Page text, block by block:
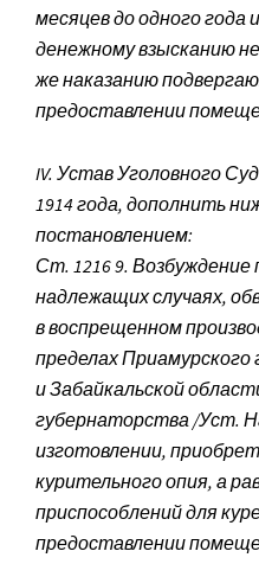
месяцев до одного года
денежному взысканию
же наказанию
предоставлении
IV. Устав Уголовного
1914 года, дополнить
постановлением:
Ст. 1216 9. Возбуждение
надлежащих случаях,
в воспрещенном
пределах
и Забайкальской
губернаторства /Уст.
изготовлении,
курительного опия, а
приспособлений для
предоставлении